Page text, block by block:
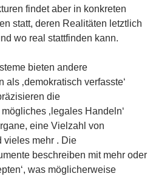
findet aber in konkreten
statt, deren Realitäten letztlich
wo real stattfinden kann.
bieten andere
‚demokratisch verfasste‘
die
‚legales Handeln‘
eine Vielzahl von
vieles mehr . Die
beschreiben mit mehr oder
was möglicherweise